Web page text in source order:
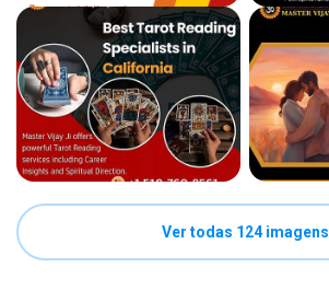
Ver todas 124 imagens